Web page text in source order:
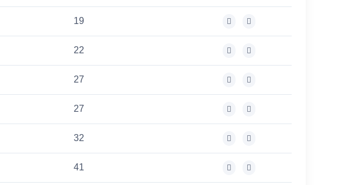
19
22
27
27
32
41